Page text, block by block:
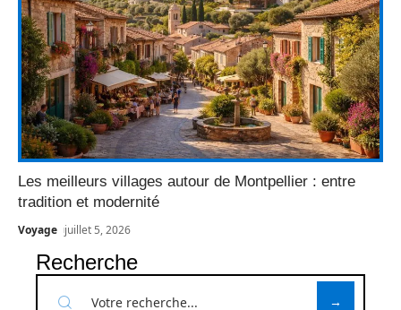
Les meilleurs villages autour de Montpellier : entre
tradition et modernité
Voyage juillet 5, 2026
Recherche